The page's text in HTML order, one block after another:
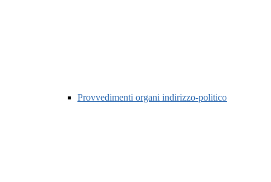
Provvedimenti organi indirizzo-politico